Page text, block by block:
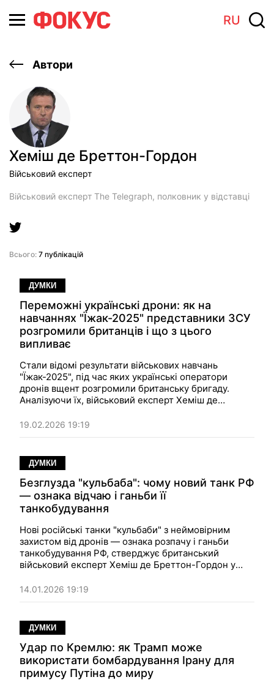
RU
Автори
Хемiш де Бреттон-Гордон
Військовий експерт
Військовий експерт The Telegraph, полковник у відставці
Всього: 7 публікацій
ДУМКИ
Переможні українські дрони: як на
навчаннях "Їжак-2025" представники ЗСУ
розгромили британців і що з цього
випливає
Стали відомі результати військових навчань
"Їжак-2025", під час яких українські оператори
дронів вщент розгромили британську бригаду.
Аналізуючи їх, військовий експерт Хеміш де
закликає співвітчизників засвоїти правильні уроки з
сучасної війни, що розгортається в Україні
19.02.2026 19:19
ДУМКИ
Безглузда "кульбаба": чому новий танк РФ
— ознака відчаю і ганьби її
танкобудування
Нові російські танки "кульбаби" з неймовірним
захистом від дронів — ознака розпачу і ганьби
танкобудування РФ, стверджує британський
військовий експерт Хеміш де Бреттон-Гордон у
напевно, захищають краще, але за всіма іншими
параметрами — це провал, що перетворює бойову
14.01.2026 19:19
ДУМКИ
Удар по Кремлю: як Трамп може
використати бомбардування Ірану для
примусу Путіна до миру